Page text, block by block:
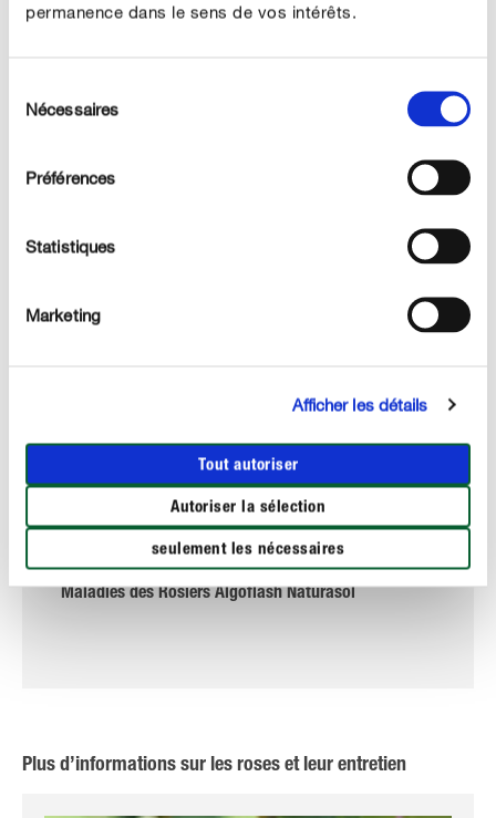
permanence dans le sens de vos intérêts.
duNécessaires
Préférences
Statistiques
Marketing
Afficher les détails
Tout autoriser
Autoriser la sélection
seulement les nécessaires
soient bien aérées et sèchent bien.
Soins des plantes
Maladies des Rosiers Algoflash Naturasol
Plus d’informations sur les roses et leur entretien